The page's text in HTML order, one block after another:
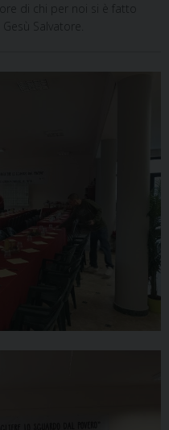
di chi per noi si è fatto
Salvatore.